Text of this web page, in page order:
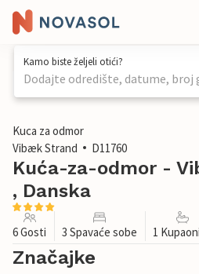
Kamo biste željeli otići?
Dodajte odredište, datume, broj
1 / 29
Kuca za odmor
Vibæk Strand
D11760
Kuća-za-odmor -
, Danska
6 Gosti 3 Spavaće sobe 1
Značajke